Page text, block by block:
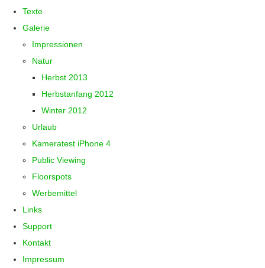
Texte
Galerie
Impressionen
Natur
Herbst 2013
Herbstanfang 2012
Winter 2012
Urlaub
Kameratest iPhone 4
Public Viewing
Floorspots
Werbemittel
Links
Support
Kontakt
Impressum